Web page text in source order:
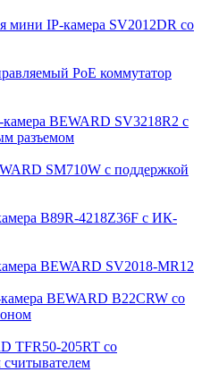
мини IP-камера SV2012DR со
PoE коммутатор
BEWARD SV3218R2 с
разъемом
SM710W с поддержкой
B89R-4218Z36F с ИК-
BEWARD SV2018-MR12
BEWARD B22CRW со
TFR50-205RT со